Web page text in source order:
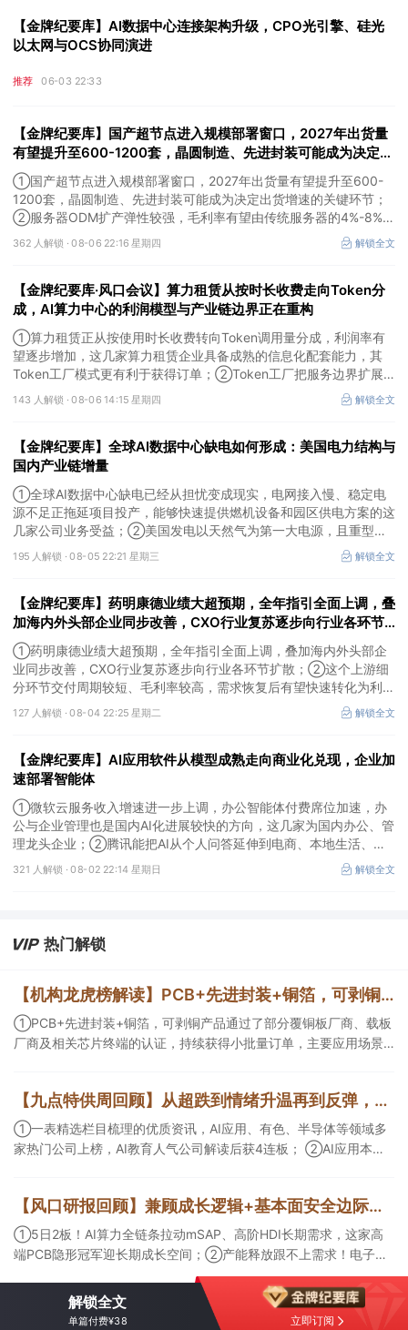
【金牌纪要库】AI数据中心连接架构升级，CPO光引擎、硅光
以太网与OCS协同演进
推荐 06-03 22:33
【金牌纪要库】国产超节点进入规模部署窗口，2027年出货量
有望提升至600-1200套，晶圆制造、先进封装可能成为决定出
货增速的关键环节
①国产超节点进入规模部署窗口，2027年出货量有望提升至600-
1200套，晶圆制造、先进封装可能成为决定出货增速的关键环节；
②服务器ODM扩产弹性较强，毛利率有望由传统服务器的4%-8%提
升至10%-15%，这两家公司占据整机市场的核心份额；③国产交换
芯片已经由送样验证逐步进入小批量应用，中低速率产品替代有望加
362 人解锁 ·08-06 22:16 星期四 解锁全文
【金牌纪要库·风口会议】算力租赁从按时长收费走向Token分
成，AI算力中心的利润模型与产业链边界正在重构
①算力租赁正从按使用时长收费转向Token调用量分成，利润率有
望逐步增加，这几家算力租赁企业具备成熟的信息化配套能力，其
Token工厂模式更有利于获得订单；②Token工厂把服务边界扩展
至调度、模型适配、计费和安全，这类具备网络安全配套和底层模型
适配业务的企业也会受益Token工厂建设；③高端训练卡仍受供给
143 人解锁 ·08-06 14:15 星期四 解锁全文
【金牌纪要库】全球AI数据中心缺电如何形成：美国电力结构与
国内产业链增量
①全球AI数据中心缺电已经从担忧变成现实，电网接入慢、稳定电
源不足正拖延项目投产，能够快速提供燃机设备和园区供电方案的这
几家公司业务受益；②美国发电以天然气为第一大电源，且重型燃
机更适合规模较大、持续运行的数据中心园区，透平叶片为上游主要
卡产能环节，这家国内公司已与国外燃机巨头签署多年供货协议；
采购规模已经超过上一年全年，这几家企业为国内特高压设备头部企
业。
195 人解锁 ·08-05 22:21 星期三 解锁全文
【金牌纪要库】药明康德业绩大超预期，全年指引全面上调，叠
加海内外头部企业同步改善，CXO行业复苏逐步向行业各环节
扩散，这个上游细分环节交付周期较短、毛利率较高，需求恢复
后有望快速转化为利润
①药明康德业绩大超预期，全年指引全面上调，叠加海内外头部企
业同步改善，CXO行业复苏逐步向行业各环节扩散；②这个上游细
分环节交付周期较短、毛利率较高，需求恢复后有望快速转化为利
润，率先完成客户认证并具备规模化生产能力的企业竞争优势更明
显；③相较2019—2021年周期，本轮更多来自存量管线向中后期推
修复，该环节业绩兑现属性更强。
127 人解锁 ·08-04 22:25 星期二 解锁全文
【金牌纪要库】AI应用软件从模型成熟走向商业化兑现，企业加
速部署智能体
①微软云服务收入增速进一步上调，办公智能体付费席位加速，办
公与企业管理也是国内AI化进展较快的方向，这几家为国内办公、管
理龙头企业；②腾讯能把AI从个人问答延伸到电商、本地生活、企
业协同，并保留较强的开放生态特征，在AI智能体时代具有强竞争
力，这几家企业与腾讯业务联系紧密；③AI应用扩张会显著增加推
第三方算力租赁企业更加受益。
321 人解锁 ·08-02 22:14 星期日 解锁全文
热门解锁
【机构龙虎榜解读】PCB+先进封装+铜箔，可剥铜产品通过了部分覆铜板厂商、载板厂商及相关芯片终端的认证，持续获得小批量订单，主要应用场景包括芯片封装光模块用PCB，机构大额净买入这家公司
①PCB+先进封装+铜箔，可剥铜产品通过了部分覆铜板厂商、载板
厂商及相关芯片终端的认证，持续获得小批量订单，主要应用场景
等方面具有丰富经验，具备承接细胞与基因治疗产品商业化受托生
产的合规资质，这家公司获净买入。
【九点特供周回顾】从超跌到情绪升温再到反弹，栏目梳理AI应用题材逻辑，AI教育人气公司解读后获4连板
①一表精选栏目梳理的优质资讯，AI应用、有色、半导体等领域多
家热门公司上榜，AI教育人气公司解读后获4连板； ②AI应用本周
角前瞻产业供需情况，提及2家核心公司双双涨停。
【风口研报回顾】兼顾成长逻辑+基本面安全边际！王牌自营前瞻覆盖“pcb+MLCC+电子布”，梳理AI产业链优质标的“深坑起跳”
①5日2板！AI算力全链条拉动mSAP、高阶HDI长期需求，这家高
端PCB隐形冠军迎长期成长空间；②产能释放跟不上需求！电子布
未来3年缺口难消，深坑之际再梳理行业逻辑，人气龙头涨超3成；
③AI服务器、机器人带动MLCC景气周期持续！这家公司扩产、涨
价预期暂未被市场定价，王牌自营前瞻捕捉“预期差”，3日大涨
解锁全文
单篇付费¥38 立即订阅